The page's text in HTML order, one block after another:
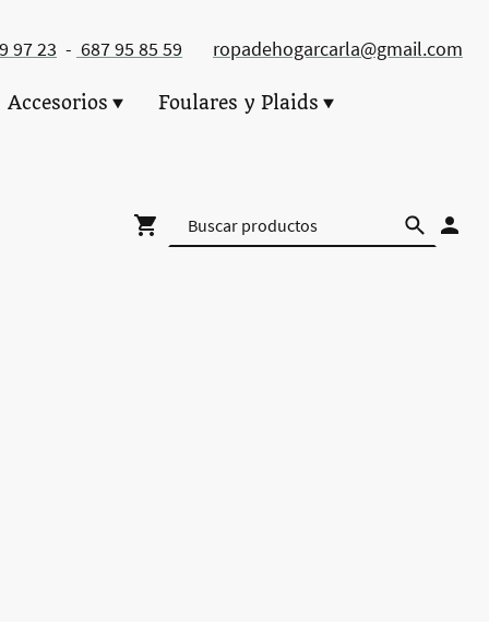
97 23 - 687 95 85 59 ropadehogarcarla@gmail.com
Accesorios Foulares y Plaids